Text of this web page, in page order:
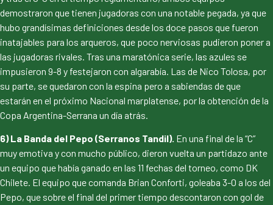
demostraron que tienen jugadoras con una notable pegada, ya que
hubo grandísimas definiciones desde los doce pasos que fueron
inatajables para los arqueros, que poco nerviosas pudieron poner a
las jugadoras rivales. Tras una maratónica serie, las azules se
impusieron 9-8 y festejaron con algarabía. Las de Nico Tolosa, por
su parte, se quedaron con la espina pero a sabiendas de que
estarán en el próximo Nacional marplatense, por la obtención de la
Copa Argentina-Serrana un día atrás.
6) La Banda del Pepo (Serranos Tandil). En una final de la “C”
muy emotiva y con mucho público, dieron vuelta un partidazo ante
un equipo que había ganado en las 11 fechas del torneo, como DK
Chilete. El equipo que comanda Brian Conforti, goleaba 3-0 a los del
Pepo, que sobre el final del primer tiempo descontaron con gol de